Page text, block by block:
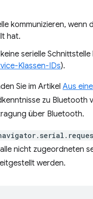
kommunizieren, wenn
hat.
serielle
Klassen-IDs).
Sie im Artikel Aus
zu Bluetooth
über Bluetooth.
nicht zugeordneten
werden.